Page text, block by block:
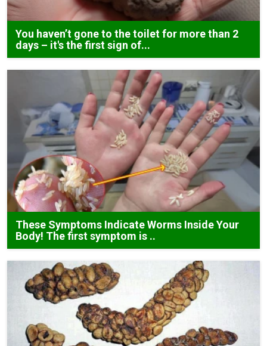
You haven’t gone to the toilet for more than 2
days – it's the first sign of...
These Symptoms Indicate Worms Inside Your
Body! The first symptom is ..